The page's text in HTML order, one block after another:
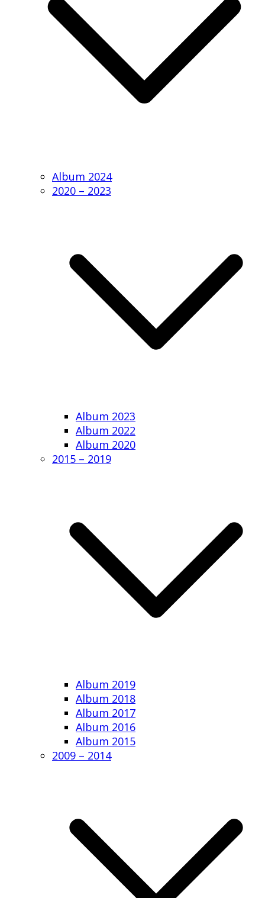
Album 2024
2020 – 2023
Album 2023
Album 2022
Album 2020
2015 – 2019
Album 2019
Album 2018
Album 2017
Album 2016
Album 2015
2009 – 2014